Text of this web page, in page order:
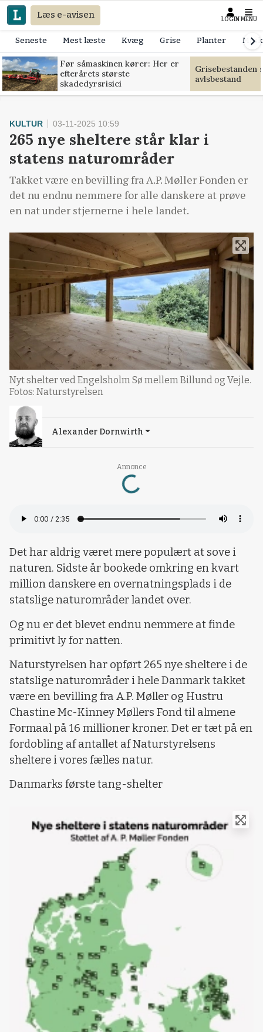
Læs e-avisen LOGIN MENU
Seneste Mest læste Kvæg Grise Planter
Før såmaskinen kører: Her er
efterårets største
skadedyrsrisici
Grisebestanden
avlsbestand
Annonce
Loading...
KULTUR 03-11-2025 10:59
265 nye sheltere står klar i
statens naturområder
Takket være en bevilling fra A.P. Møller Fonden er
det nu endnu nemmere for alle danskere at prøve
en nat under stjernerne i hele landet.
Nyt shelter ved Engelsholm Sø mellem Billund og Vejle.
Fotos: Naturstyrelsen
Alexander Dornwirth
Det har aldrig været mere populært at sove i
naturen. Sidste år bookede omkring en kvart
million danskere en overnatningsplads i de
statslige naturområder landet over.
Og nu er det blevet endnu nemmere at finde
primitivt ly for natten.
Naturstyrelsen har opført 265 nye sheltere i de
statslige naturområder i hele Danmark takket
være en bevilling fra A.P. Møller og Hustru
Chastine Mc-Kinney Møllers Fond til almene
Formaal på 16 millioner kroner. Det er tæt på en
fordobling af antallet af Naturstyrelsens
sheltere i vores fælles natur.
Danmarks første tang-shelter